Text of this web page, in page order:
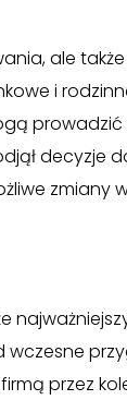
ale
i
prowadzić
decyzje
zmiany
wczesne
przez